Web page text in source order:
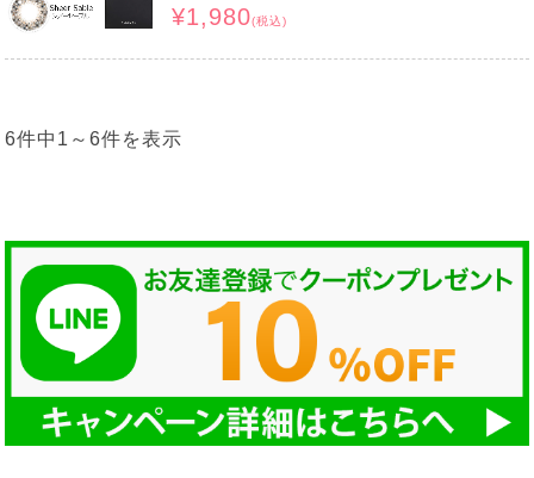
¥1,980(税込)
6件中 1 ～6件を表示